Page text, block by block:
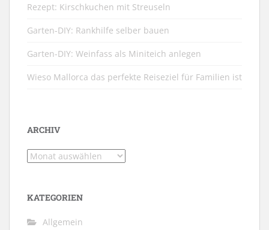
Rezept: Kirschkuchen mit Streuseln
Garten-DIY: Rankhilfe selber bauen
Garten-DIY: Weinfass als Miniteich anlegen
Wieso Mallorca das perfekte Reiseziel für Familien ist
ARCHIV
Archiv
KATEGORIEN
Allgemein